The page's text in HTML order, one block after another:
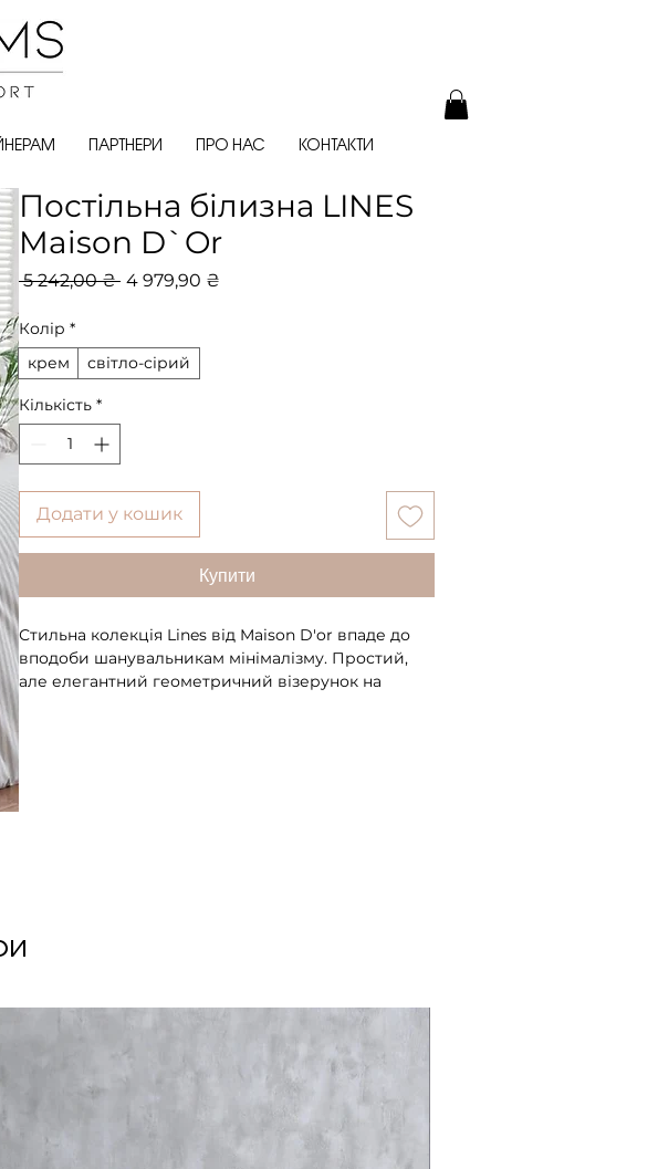
ПАРТНЕРИ ПРО НАС КОНТАКТИ
Постільна білизна LINES
Maison D`Or
5 242,00 ₴ Звичайна
4 979,90 ₴
Колір *
крем
світло-сірий
Кількість *
Додати у кошик
Купити
Стильна колекція Lines від Maison D'or впаде до
вподоби шанувальникам мінімалізму. Простий,
але елегантний геометричний візерунок на